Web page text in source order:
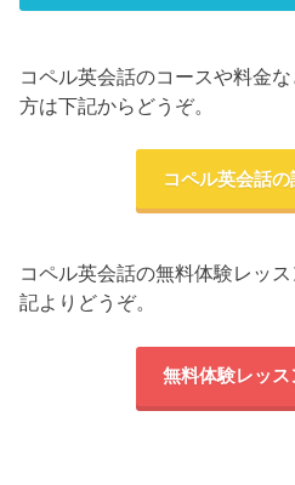
コペル英会話のコースや料金
方は下記からどうぞ。
コペル英会話
コペル英会話の無料体験レッ
記よりどうぞ。
無料体験レッス